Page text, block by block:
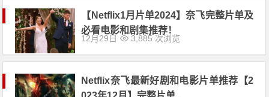
【Netflix1月片单2024】奈飞完整片单及
必看电影和剧集推荐！
12月29日 3,885 次浏览
Netflix奈飞最新好剧和电影片单推荐【2